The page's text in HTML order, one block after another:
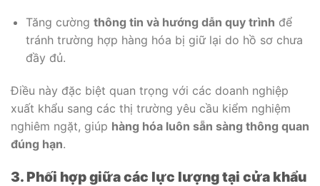
Tăng cường thông tin và hướng dẫn quy trình để
tránh trường hợp hàng hóa bị giữ lại do hồ sơ chưa
đầy đủ.
Điều này đặc biệt quan trọng với các doanh nghiệp
xuất khẩu sang các thị trường yêu cầu kiểm nghiệm
nghiêm ngặt, giúp hàng hóa luôn sẵn sàng thông quan
đúng hạn.
3. Phối hợp giữa các lực lượng tại cửa khẩu